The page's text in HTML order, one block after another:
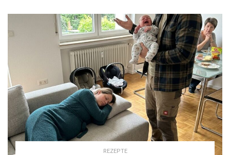
REZEPTE